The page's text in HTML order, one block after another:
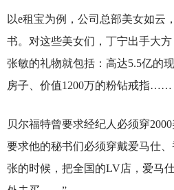
以e租宝为例，公司总部美女如云
书。对这些美女们，丁宁出手大
张敏的礼物就包括：高达5.5亿的
房子、价值1200万的粉钻戒指……
贝尔福特曾要求经纪人必须穿
要求他的秘书们必须穿戴爱马仕
张的时候，把全国的LV店，爱马